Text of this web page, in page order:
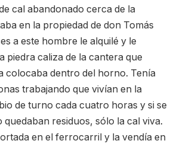
cal abandonado cerca de la
en la propiedad de don Tomás
a este hombre le alquilé y le
piedra caliza de la cantera que
colocaba dentro del horno. Tenía
trabajando que vivían en la
de turno cada cuatro horas y si se
quedaban residuos, sólo la cal viva.
en el ferrocarril y la vendía en